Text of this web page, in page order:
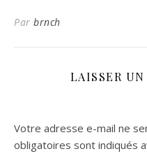
Par brnch
LAISSER
Votre adresse e-mail ne
obligatoires sont indiqués